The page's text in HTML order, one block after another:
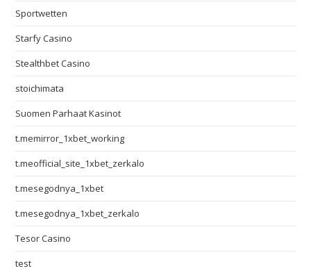
Sportwetten
Starfy Casino
Stealthbet Casino
stoichimata
Suomen Parhaat Kasinot
t.memirror_1xbet_working
t.meofficial_site_1xbet_zerkalo
t.mesegodnya_1xbet
t.mesegodnya_1xbet_zerkalo
Tesor Casino
test